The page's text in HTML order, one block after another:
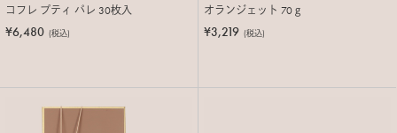
コフレ プティ パレ 30枚入
¥6,480 (税込)
オランジェット 70ｇ
¥3,219 (税込)